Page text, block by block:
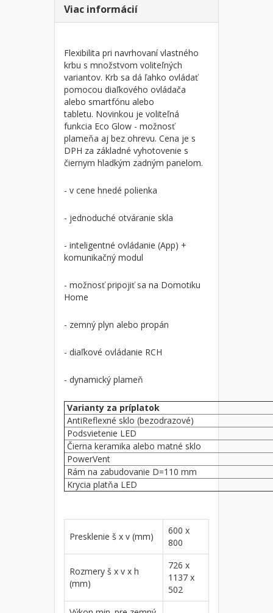
Viac informácií
Flexibilita pri navrhovaní vlastného
krbu s množstvom voliteľných
variantov. Krb sa dá ľahko ovládať
pomocou diaľkového ovládača
alebo smartfónu alebo
tabletu. Novinkou je voliteľná
funkcia Eco Glow - možnosť
plameňa aj bez ohrevu. Cena je s
DPH za základné vyhotovenie s
čiernym hladkým zadným panelom.
- v cene hnedé polienka
- jednoduché otváranie skla
- inteligentné ovládanie (App) +
komunikačný modul
- možnosť pripojiť sa na Domotiku
Home
- zemný plyn alebo propán
- diaľkové ovládanie RCH
- dynamický plameň
Varianty za príplatok
AntiReflexné sklo (bezodrazové)
Podsvietenie LED
Čierna keramika alebo matné sklo
PowerVent
Rám na zabudovanie D=110 mm
Krycia platňa LED
Presklenie š x v (mm)
600 x
800
Rozmery š x v x h
(mm)
726 x
1137 x
502